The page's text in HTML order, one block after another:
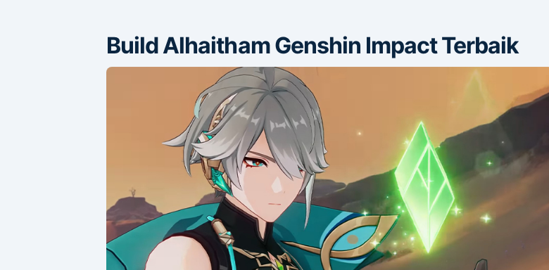
Build Alhaitham Genshin Impact Terbaik